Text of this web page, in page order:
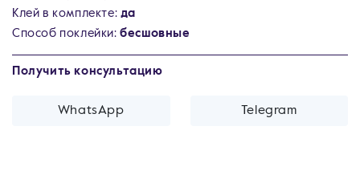
Клей в комплекте: да
Способ поклейки:бесшовные
Получить консультацию
WhatsApp Telegram